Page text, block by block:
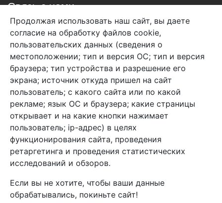
Связь с нами
+7 (495) 933-38-08
info@arben-textile.ru- оптовые продажи
Арбен текстиль г. Щелково, пер.
1-й Советский д.25, владение 2.
Мы в соц. сетях
Продолжая использовать наш сайт, вы даете
согласие на обработку файлов cookie,
пользовательских данных (сведения о
местоположении; тип и версия ОС; тип и версия
браузера; тип устройства и разрешение его
экрана; источник откуда пришел на сайт
пользователь; с какого сайта или по какой
рекламе; язык ОС и браузера; какие страницы
открывает и на какие кнопки нажимает
пользователь; ip-адрес) в целях
функционирования сайта, проведения
ретаргетинга и проведения статистических
исследований и обзоров.
Если вы не хотите, чтобы ваши данные
обрабатывались, покиньте сайт!